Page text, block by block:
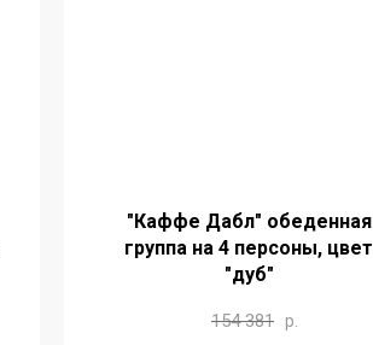
"Каффе Дабл" обеденная
группа на 4 персоны, цвет
"дуб"
154 381 р.